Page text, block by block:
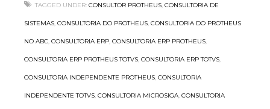
TAGGED UNDER: CONSULTOR PROTHEUS, CONSULTORIA DE
SISTEMAS, CONSULTORIA DO PROTHEUS, CONSULTORIA DO PROTHEUS
NO ABC, CONSULTORIA ERP, CONSULTORIA ERP PROTHEUS,
CONSULTORIA ERP PROTHEUS TOTVS, CONSULTORIA ERP TOTVS,
CONSULTORIA INDEPENDENTE PROTHEUS, CONSULTORIA
INDEPENDENTE TOTVS, CONSULTORIA MICROSIGA, CONSULTORIA